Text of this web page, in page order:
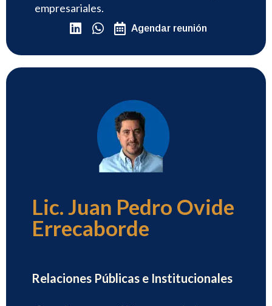
empresariales.
Agendar reunión
Lic. Juan Pedro Ovide
Errecaborde
Relaciones Públicas e Institucionales